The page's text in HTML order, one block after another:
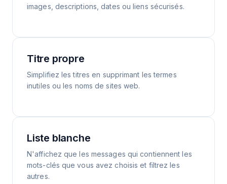
images, descriptions, dates ou liens sécurisés.
Titre propre
Simplifiez les titres en supprimant les termes
inutiles ou les noms de sites web.
Liste blanche
N'affichez que les messages qui contiennent les
mots-clés que vous avez choisis et filtrez les
autres.